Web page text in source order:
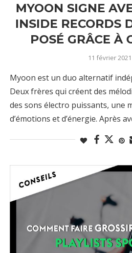
MYOON SIGNE
INSIDE RECORDS
POSÉ GRÂCE À
11 février 2021
Myoon est un duo alternatif
Deux frères qui créent des
des sons électro puissants, une
d’émotions et d’énergie. Après